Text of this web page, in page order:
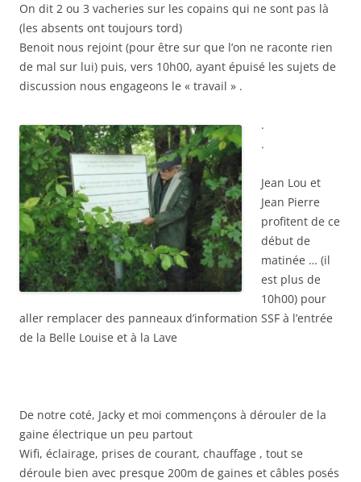
On dit 2 ou 3 vacheries sur les copains qui ne sont pas là
(les absents ont toujours tord)
Benoit nous rejoint (pour être sur que l’on ne raconte rien
de mal sur lui) puis, vers 10h00, ayant épuisé les sujets de
discussion nous engageons le « travail » .
.
.
Jean Lou et
Jean Pierre
profitent de ce
début de
matinée … (il
est plus de
10h00) pour
aller remplacer des panneaux d’information SSF à l’entrée
de la Belle Louise et à la Lave
De notre coté, Jacky et moi commençons à dérouler de la
gaine électrique un peu partout
Wifi, éclairage, prises de courant, chauffage , tout se
déroule bien avec presque 200m de gaines et câbles posés